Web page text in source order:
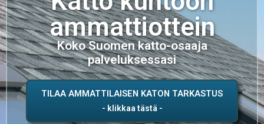
ammattiottein
Koko Suomen katto-osaaja
palveluksessasi
TILAA AMMATTILAISEN KATON TARKASTUS